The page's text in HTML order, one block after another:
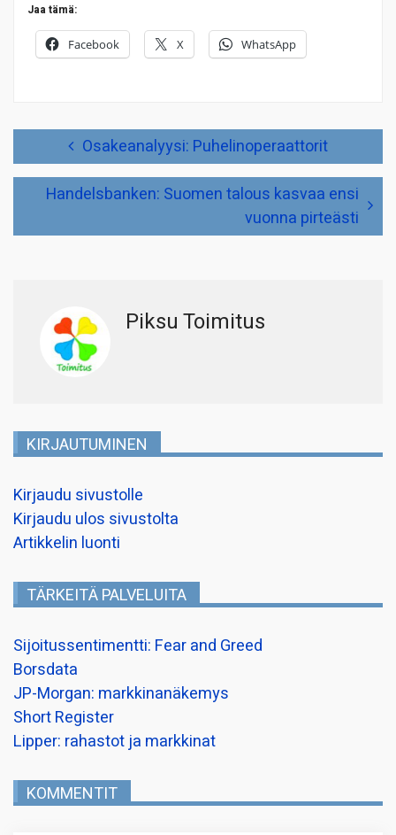
Jaa tämä:
Facebook X WhatsApp
Osakeanalyysi: Puhelinoperaattorit
Handelsbanken: Suomen talous kasvaa ensi
vuonna pirteästi
Piksu Toimitus
KIRJAUTUMINEN
Kirjaudu sivustolle
Kirjaudu ulos sivustolta
Artikkelin luonti
TÄRKEITÄ PALVELUITA
Sijoitussentimentti: Fear and Greed
Borsdata
JP-Morgan: markkinanäkemys
Short Register
Lipper: rahastot ja markkinat
KOMMENTIT